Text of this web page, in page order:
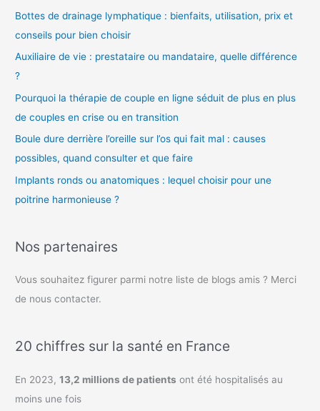
Bottes de drainage lymphatique : bienfaits, utilisation, prix et
conseils pour bien choisir
Auxiliaire de vie : prestataire ou mandataire, quelle différence
?
Pourquoi la thérapie de couple en ligne séduit de plus en plus
de couples en crise ou en transition
Boule dure derrière l’oreille sur l’os qui fait mal : causes
possibles, quand consulter et que faire
Implants ronds ou anatomiques : lequel choisir pour une
poitrine harmonieuse ?
Nos partenaires
Vous souhaitez figurer parmi notre liste de blogs amis ? Merci
de nous contacter.
20 chiffres sur la santé en France
En 2023,13,2 millions de patients ont été hospitalisés au
moins une fois